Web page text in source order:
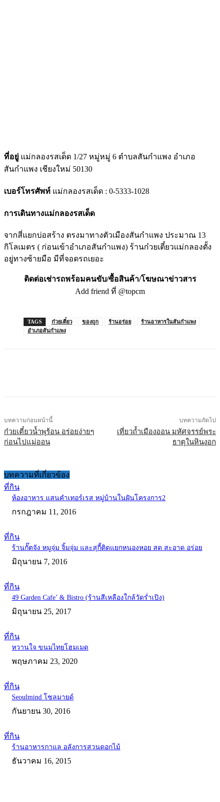
ที่อยู่ แม่กลองรสเด็ด 1/27 หมู่หมู่ 6 ตำบลสันกำแพง อำเภอ
สันกำแพง เชียงใหม่ 50130
เบอร์โทรศัพท์ แม่กลองรสเด็ด : 0-5333-1028
การเดินทางแม่กลองรสเด็ด
จากสี่แยกบ่อสร้าง ตรงมาทางตัวเมืองสันกำแพง ประมาณ 13
กิโลเมตร ( ก่อนเข้าอำเภอสันกำแพง) ร้านก๋วยเตี๋ยวแม่กลองตั้ง
อยู่ทางซ้ายมือ มีที่จอดรถเยอะ
ติดต่อเช่ารถพร้อมคนขับ/ซื้อสินค้า/โฆษณาข่าวสาร
Add friend ที่ @topcm
TAGS ก๋วยเตี๋ยว ของถูก ร้านอร่อย
ร้านอาหารในสันกำแพง
อำเภอสันกำแพง
บทความก่อนหน้านี้
ก๋วยเตี๋ยวน้ำพุร้อน อร่อยง่ายๆ
ก่อนไปแม่ออน
บทความถัดไป
เที่ยวถ้ำเมืองออน มหัศจรรย์พระ
ธาตุในหินงอก
บทความที่เกี่ยวข้อง
ที่กิน
ห้องอาหาร แสนคำเทอร์เรส หมู่บ้านในฝันโครงการ2
กรกฎาคม 11, 2016
ที่กิน
ร้านกั๊ตจัง หมูจุ่ม จิ้มจุ่ม และสุกี้ติดแยกหนองหอย สด สะอาด อร่อย
มิถุนายน 7, 2016
ที่กิน
49 Garden Cafe’ & Bistro (ร้านสีเหลืองใกล้วัดร่ำเปิง)
มิถุนายน 25, 2017
ที่กิน
หวานใจ ขนมไทยโฮมเมด
พฤษภาคม 23, 2020
ที่กิน
Seoulmind โซลมายด์
กันยายน 30, 2016
ที่กิน
ร้านอาหารกาแล อลังการสวนดอกไม้
ธันวาคม 16, 2015